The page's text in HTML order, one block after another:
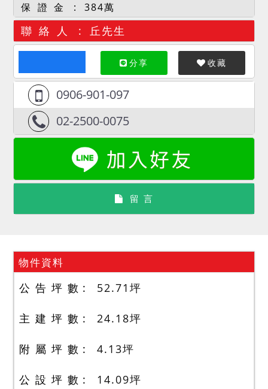
保 證 金
384萬
聯 絡 人 丘先生
分享 收藏
0906-901-097
02-2500-0075
留 言
物件資料
公 告 坪 數 52.71 坪
主 建 坪 數 24.18坪
附 屬 坪 數 4.13坪
公 設 坪 數 14.09坪